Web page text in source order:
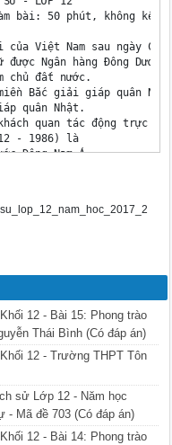
12 - Bài 15: Phong trào
Thái Bình (Có đáp án)
12 - Trường THPT Tôn
sử Lớp 12 - Năm học
- Mã đề 703 (Có đáp án)
12 - Bài 14: Phong trào